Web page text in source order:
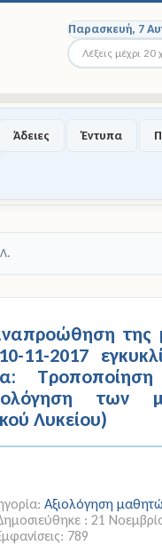
Παρασκευή, 7
Αναζήτηση...
Άδειες Έντυπα
της
11-2017
των
Λυκείου)
Αξιολόγηση
: 21
789